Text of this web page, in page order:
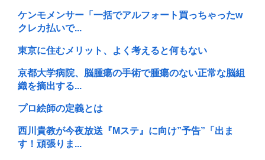
ケンモメンサー「一括でアルフォート買っちゃったw
クレカ払いで...
東京に住むメリット、よく考えると何もない
京都大学病院、脳腫瘍の手術で腫瘍のない正常な脳組
織を摘出する...
プロ絵師の定義とは
西川貴教が今夜放送『Mステ』に向け”予告”「出ま
す！頑張りま...